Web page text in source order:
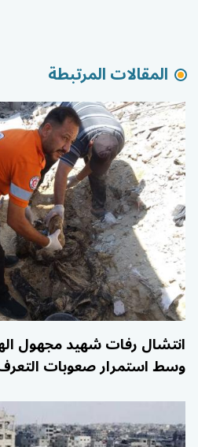
المقالات المرتبطة
انتشال رفات شهيد مجهول
وسط استمرار صعوبات